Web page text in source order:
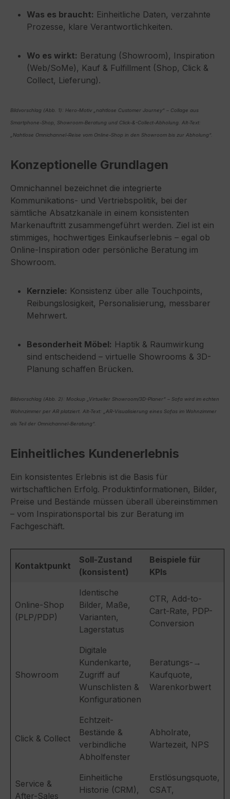
Was es braucht: Einheitliche Daten, verzahnte
Prozesse, klare Verantwortlichkeiten.
Wo es wirkt: Beratung (Showroom), Inspiration
(Web/SoMe), Kauf & Fulfillment (Shop, Click &
Collect, Lieferung).
Bildvorschlag (Abb. 1): Hero-Motiv „nahtlose Customer Journey“ – Collage aus
Smartphone-Shop, Showroom-Beratung und Click-&-Collect-Abholung. Alt-Text:
„Nahtlose Omnichannel-Reise vom Online-Shop in den Showroom bis zur Abholung“.
Konzeptionelle Grundlagen
Omnichannel bezeichnet die integrierte
Kommunikations- und Vertriebspolitik, bei der
sämtliche Absatzkanäle in einem konsistenten
Markenauftritt zusammengeführt werden. Ziel ist ein
stimmiges, hochwertiges Einkaufserlebnis – egal ob
Online-Inspiration oder persönliche Beratung im
Showroom.
Kernziele: Konsistenz über alle Touchpoints,
Reibungslosigkeit, Personalisierung, messbarer
Mehrwert.
Besonderheit Möbel: Haptik & Raumwirkung
sind entscheidend – virtuelle Showrooms & 3D-
Planung schaffen Brücken.
Bildvorschlag (Abb. 2): Mockup „Virtueller Showroom/3D-Planer“ – Sofa wird im echten
Wohnzimmer per AR platziert. Alt-Text: „AR-Visualisierung eines Sofas im Wohnzimmer
als Teil der Omnichannel-Beratung“.
Einheitliches Kundenerlebnis
Ein konsistentes Erlebnis ist die Basis für
wirtschaftlichen Erfolg. Produktinformationen, Bilder,
Preise und Bestände müssen überall übereinstimmen
– vom Inspirationsportal bis zur Beratung im
Fachgeschäft.
Kontaktpunkt
Soll-Zustand
(konsistent)
Beispiele für
KPIs
Online-Shop
(PLP/PDP)
Identische
Bilder, Maße,
Varianten,
Lagerstatus
CTR, Add-to-
Cart-Rate, PDP-
Conversion
Showroom
Digitale
Kundenkarte,
Zugriff auf
Wunschlisten &
Konfigurationen
Beratungs-→
Kaufquote,
Warenkorbwert
Click & Collect
Echtzeit-
Bestände &
verbindliche
Abholfenster
Abholrate,
Wartezeit, NPS
Service &
After-Sales
Einheitliche
Historie (CRM),
Erstlösungsquote,
CSAT,